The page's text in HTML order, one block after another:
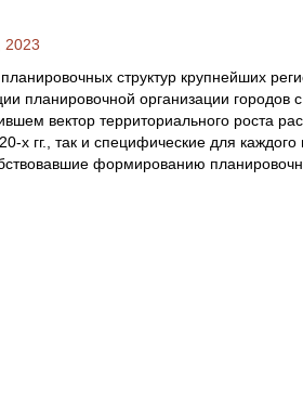
структур крупнейших
планировочной организации
вектор территориального роста
х гг., так и специфические для
формированию